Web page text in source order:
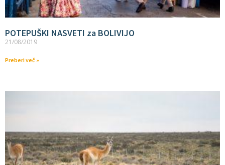
POTEPUŠKI NASVETI za BOLIVIJO
21/08/2019
Preberi več »